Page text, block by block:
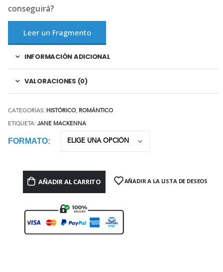
conseguirá?
Leer un Fragmento
INFORMACIÓN ADICIONAL
VALORACIONES (0)
CATEGORÍAS: HISTÓRICO, ROMÁNTICO
ETIQUETA: JANE MACKENNA
FORMATO
AÑADIR AL CARRITO AÑADIR A LA LISTA DE DESEOS